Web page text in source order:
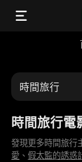
時間旅行
時間旅行電
發現更多時間旅行
愛 、假太監的誘惑